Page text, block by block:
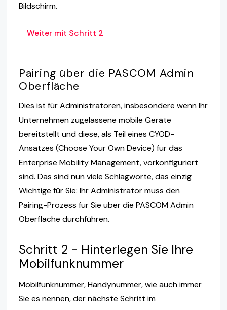
Bildschirm.
Weiter mit Schritt 2
Pairing über die PASCOM Admin
Oberfläche
Dies ist für Administratoren, insbesondere wenn Ihr
Unternehmen zugelassene mobile Geräte
bereitstellt und diese, als Teil eines CYOD-
Ansatzes (Choose Your Own Device) für das
Enterprise Mobility Management, vorkonfiguriert
sind. Das sind nun viele Schlagworte, das einzig
Wichtige für Sie: Ihr Administrator muss den
Pairing-Prozess für Sie über die PASCOM Admin
Oberfläche durchführen.
Schritt 2 - Hinterlegen Sie Ihre
Mobilfunknummer
Mobilfunknummer, Handynummer, wie auch immer
Sie es nennen, der nächste Schritt im